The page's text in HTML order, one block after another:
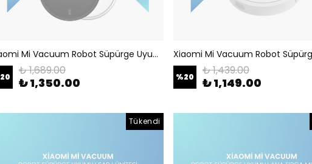
Xiaomi Mi Vacuum Robot Süpürge Uyumlu Yan Fırça Motoru Sdjqr02rr
20 ₺ 1,689.00
₺ 1,350.00 %20 ₺ 1,439.00
₺ 1,149.00
Tükendi